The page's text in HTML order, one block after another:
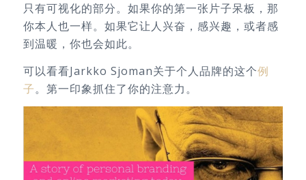
只有可视化的部分。如果你的第一张片子呆板，那
你本人也一样。如果它让人兴奋，感兴趣，或者感
到温暖，你也会如此。
可以看看Jarkko Sjoman关于个人品牌的这个例
子。第一印象抓住了你的注意力。